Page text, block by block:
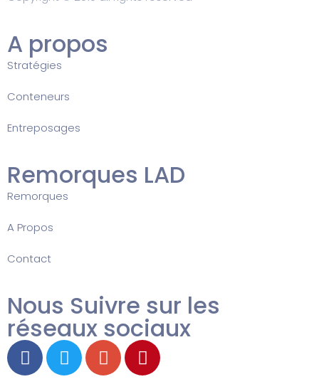
A propos
Stratégies
Conteneurs
Entreposages
Remorques LAD
Remorques
A Propos
Contact
Nous Suivre sur les
réseaux sociaux